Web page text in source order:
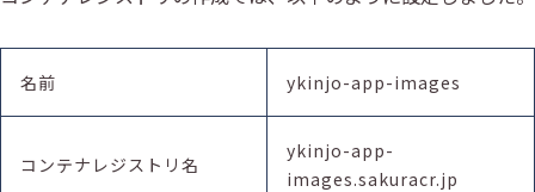
名前 ykinjo-app-images
コンテナレジストリ名
ykinjo-app-
images.sakuracr.jp